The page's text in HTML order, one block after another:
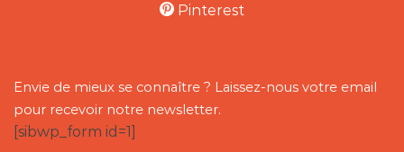
Pinterest
Envie de mieux se connaître ? Laissez-nous votre email
pour recevoir notre newsletter.
[sibwp_form id=1]